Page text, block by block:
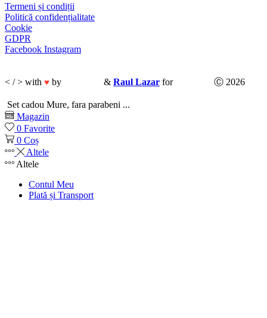
Termeni și condiții
Politică confidențialitate
Cookie
GDPR
Facebook Instagram
< / > with ♥ by & Raul Lazar for Ⓒ 2026
Set cadou Mure, fara parabeni ...
Magazin
0 Favorite
0 Coș
Altele
Altele
Contul Meu
Plată și Transport